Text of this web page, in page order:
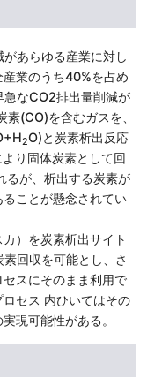
あらゆる産業に対し
業のうち40%を占め
急なCO2排出量削減が
素(CO)を含むガスを、
2O)と炭素析出反応
り固体炭素として回
るが、析出する炭素が
ことが懸念されてい
）を炭素析出サイト
素回収を可能とし、さ
スにそのまま利用で
セス 内ひいてはその
現可能性がある。